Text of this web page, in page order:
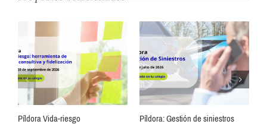
Píldora Vida-riesgo Píldora: Gestión de siniestros